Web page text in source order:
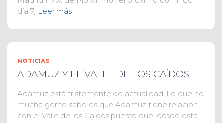
día 7, Leer más
NOTICIAS
ADAMUZ Y EL VALLE DE LOS CAÍDOS
Adamuz está tristemente de actualidad. Lo que no
mucha gente sabe es que Adamuz tiene relación
con el Valle de los Caídos puesto que, desde esta